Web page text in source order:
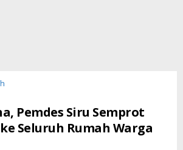
Pemdes
Siru
Semprot
Pemdes Siru Semprot
Seluruh Rumah Warga